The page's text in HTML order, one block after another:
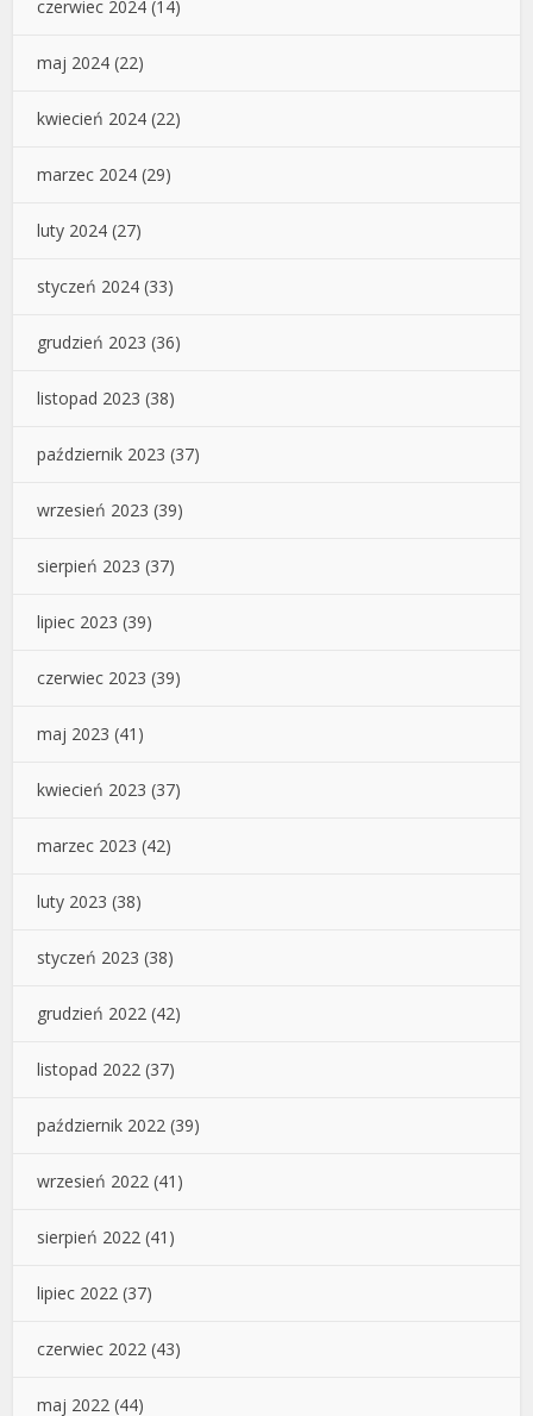
czerwiec 2024 (14)
maj 2024 (22)
kwiecień 2024 (22)
marzec 2024 (29)
luty 2024 (27)
styczeń 2024 (33)
grudzień 2023 (36)
listopad 2023 (38)
październik 2023 (37)
wrzesień 2023 (39)
sierpień 2023 (37)
lipiec 2023 (39)
czerwiec 2023 (39)
maj 2023 (41)
kwiecień 2023 (37)
marzec 2023 (42)
luty 2023 (38)
styczeń 2023 (38)
grudzień 2022 (42)
listopad 2022 (37)
październik 2022 (39)
wrzesień 2022 (41)
sierpień 2022 (41)
lipiec 2022 (37)
czerwiec 2022 (43)
maj 2022 (44)